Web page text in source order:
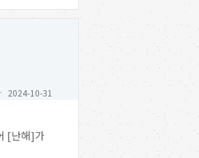
2024-10-31
[난해]가